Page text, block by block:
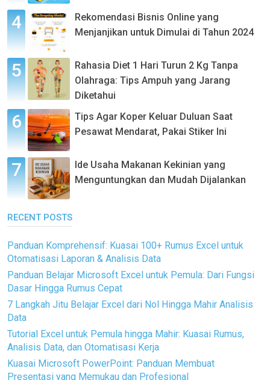
Rekomendasi Bisnis Online yang
Menjanjikan untuk Dimulai di Tahun 2024
Rahasia Diet 1 Hari Turun 2 Kg Tanpa
Olahraga: Tips Ampuh yang Jarang
Diketahui
Tips Agar Koper Keluar Duluan Saat
Pesawat Mendarat, Pakai Stiker Ini
Ide Usaha Makanan Kekinian yang
Menguntungkan dan Mudah Dijalankan
RECENT POSTS
Panduan Komprehensif: Kuasai 100+ Rumus Excel untuk
Otomatisasi Laporan & Analisis Data
Panduan Belajar Microsoft Excel untuk Pemula: Dari Fungsi
Dasar Hingga Rumus Cepat
7 Langkah Jitu Belajar Excel dari Nol Hingga Mahir Analisis
Data
Tutorial Excel untuk Pemula hingga Mahir: Kuasai Rumus,
Analisis Data, dan Otomatisasi Kerja
Kuasai Microsoft PowerPoint: Panduan Membuat
Presentasi yang Memukau dan Profesional